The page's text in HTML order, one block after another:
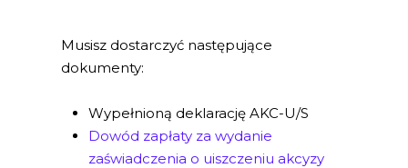
Musisz dostarczyć następujące
dokumenty:
Wypełnioną deklarację AKC-U/S
Dowód zapłaty za wydanie
zaświadczenia o uiszczeniu akcyzy